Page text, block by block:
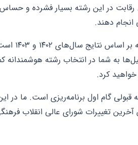
رقابت در این رشته بسیار فشرده و
انجام دهند.
به شما در انتخاب رشته هوشمندانه
خواهید کرد.
قبولی گام اول برنامه‌ریزی است. ما در
تغییرات شورای عالی انقلاب